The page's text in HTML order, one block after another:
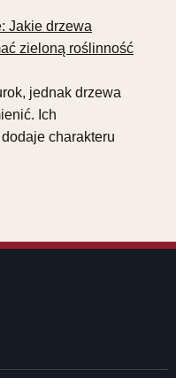
Jakie drzewa
zieloną roślinność
jednak drzewa
Ich
charakteru